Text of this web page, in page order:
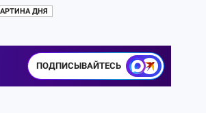
ДНЯ
ПОДПИСЫВАЙТЕСЬ